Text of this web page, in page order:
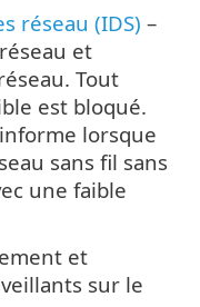
réseau (IDS) –
et
Tout
est bloqué.
lorsque
sans fil sans
une faible
et
sur le